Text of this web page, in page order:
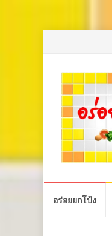
อร่อยยกโป้ง